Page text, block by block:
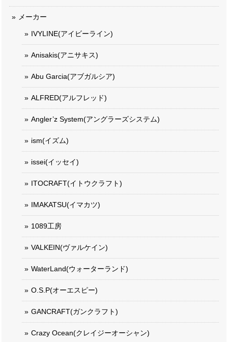
メーカー
IVYLINE(アイビーライン)
Anisakis(アニサキス)
Abu Garcia(アブガルシア)
ALFRED(アルフレッド)
Angler’z System(アングラーズシステム)
ism(イズム)
issei(イッセイ)
ITOCRAFT(イトウクラフト)
IMAKATSU(イマカツ)
1089工房
VALKEIN(ヴァルケイン)
WaterLand(ウォーターランド)
O.S.P(オーエスピー)
GANCRAFT(ガンクラフト)
Crazy Ocean(クレイジーオーシャン)